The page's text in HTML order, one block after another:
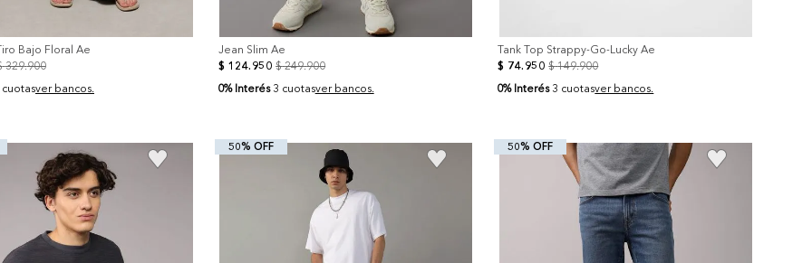
Bajo Floral Ae
329.900
cuotasver bancos.
Jean Slim Ae
$ 124. 950 $ 249.900
0% Interés 3 cuotasver bancos.
Tank Top Strappy-Go-Lucky Ae
$ 74. 950 $ 149.900
0% Interés 3 cuotasver bancos.
50% OFF 50% OFF